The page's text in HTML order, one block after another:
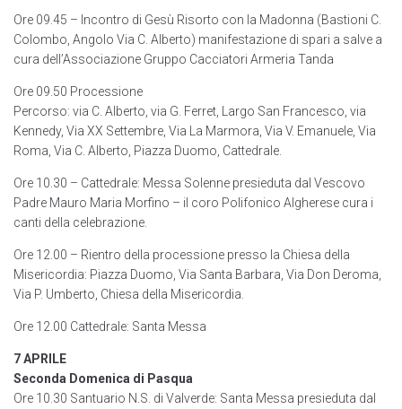
Ore 09.45 – Incontro di Gesù Risorto con la Madonna (Bastioni C.
Colombo, Angolo Via C. Alberto) manifestazione di spari a salve a
cura dell’Associazione Gruppo Cacciatori Armeria Tanda
Ore 09.50 Processione
Percorso: via C. Alberto, via G. Ferret, Largo San Francesco, via
Kennedy, Via XX Settembre, Via La Marmora, Via V. Emanuele, Via
Roma, Via C. Alberto, Piazza Duomo, Cattedrale.
Ore 10.30 – Cattedrale: Messa Solenne presieduta dal Vescovo
Padre Mauro Maria Morfino – il coro Polifonico Algherese cura i
canti della celebrazione.
Ore 12.00 – Rientro della processione presso la Chiesa della
Misericordia: Piazza Duomo, Via Santa Barbara, Via Don Deroma,
Via P. Umberto, Chiesa della Misericordia.
Ore 12.00 Cattedrale: Santa Messa
7 APRILE
Seconda Domenica di Pasqua
Ore 10.30 Santuario N.S. di Valverde: Santa Messa presieduta dal